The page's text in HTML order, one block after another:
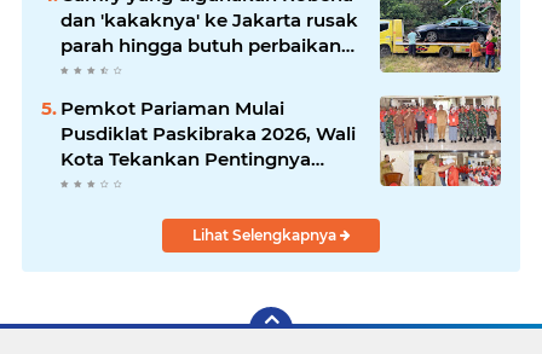
dan 'kakaknya' ke Jakarta rusak
parah hingga butuh perbaikan
200 juta
Pemkot Pariaman Mulai
Pusdiklat Paskibraka 2026, Wali
Kota Tekankan Pentingnya
Disiplin
Lihat Selengkapnya